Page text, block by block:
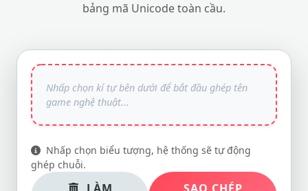
bảng mã Unicode toàn cầu.
Nhấp chọn biểu tượng, hệ thống sẽ tự động
ghép chuỗi.